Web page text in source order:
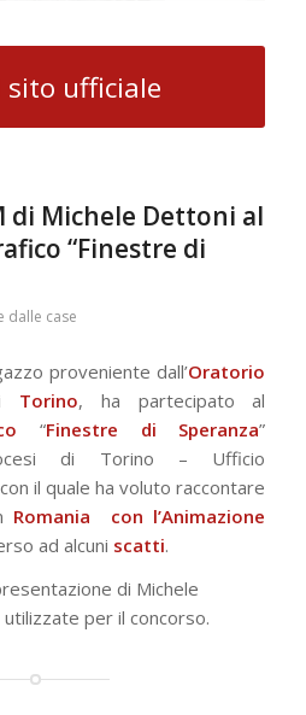
sito ufficiale
di Michele Dettoni al
“Finestre di
dalle case
proveniente dall’Oratorio
Torino, ha partecipato al
“Finestre di Speranza”
di Torino – Ufficio
il quale ha voluto raccontare
Romania con l’Animazione
ad alcuni scatti.
di Michele
per il concorso.